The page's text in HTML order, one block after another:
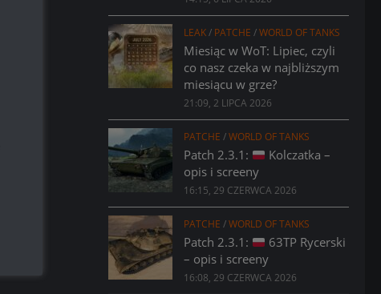
LEAK/ PATCHE /WORLD OF TANKS
Miesiąc w WoT: Lipiec, czyli
co nasz czeka w najbliższym
miesiącu w grze?
21:09, 2 LIPCA 2026
PATCHE /WORLD OF TANKS
Patch 2.3.1:
Kolczatka –
opis i screeny
16:15, 29 CZERWCA 2026
PATCHE /WORLD OF TANKS
Patch 2.3.1:
63TP Rycerski
– opis i screeny
16:08, 29 CZERWCA 2026